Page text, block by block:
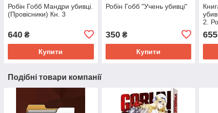
Робін Гобб Мандри убивці.
(Провісники) Кн. 3
640 ₴
Купити
Робін Гобб "Учень убивці"
350₴
Купити
2.
655
Подібні товари компанії